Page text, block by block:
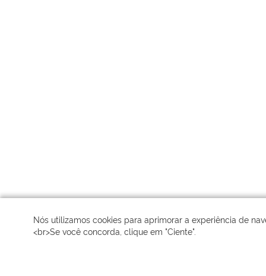
Nós utilizamos cookies para aprimorar a experiência de
<br>Se você concorda, clique em "Ciente".